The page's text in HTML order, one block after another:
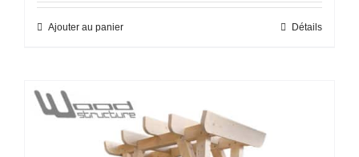
Ajouter au panier Détails